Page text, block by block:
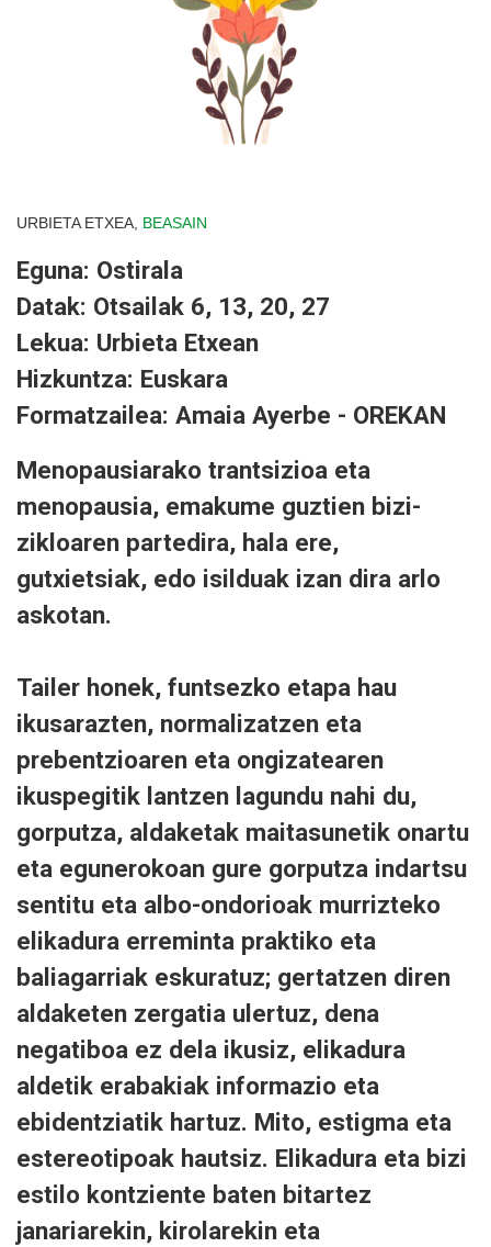
URBIETA ETXEA, BEASAIN
Eguna: Ostirala
Datak: Otsailak 6, 13, 20, 27
Lekua: Urbieta Etxean
Hizkuntza: Euskara
Formatzailea: Amaia Ayerbe - OREKAN
Menopausiarako trantsizioa eta
menopausia, emakume guztien bizi-
zikloaren partedira, hala ere,
gutxietsiak, edo isilduak izan dira arlo
askotan.
Tailer honek, funtsezko etapa hau
ikusarazten, normalizatzen eta
prebentzioaren eta ongizatearen
ikuspegitik lantzen lagundu nahi du,
gorputza, aldaketak maitasunetik onartu
eta egunerokoan gure gorputza indartsu
sentitu eta albo-ondorioak murrizteko
elikadura erreminta praktiko eta
baliagarriak eskuratuz; gertatzen diren
aldaketen zergatia ulertuz, dena
negatiboa ez dela ikusiz, elikadura
aldetik erabakiak informazio eta
ebidentziatik hartuz. Mito, estigma eta
estereotipoak hautsiz. Elikadura eta bizi
estilo kontziente baten bitartez
janariarekin, kirolarekin eta